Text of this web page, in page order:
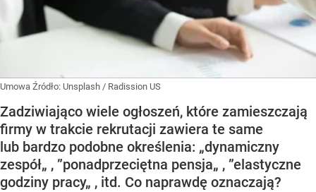
Umowa Źródło: Unsplash / Radission US
Zadziwiająco wiele ogłoszeń, które zamieszczają
firmy w trakcie rekrutacji zawiera te same
lub bardzo podobne określenia: „dynamiczny
zespół„ , ”ponadprzeciętna pensja„ , ”elastyczne
godziny pracy„ , itd. Co naprawdę oznaczają?